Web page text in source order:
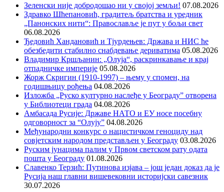
Зеленски није добродошао ни у својој земљи! 07.08.2026
Здравко Шћепановић, градитељ братства и уредник
„Панонских нити“: Православље је пут у бољи свет
06.08.2026
Ђедовић Хандановић и Тјурдењев: Држава и НИС ће
обезбедити стабилно снабдевање дериватима 05.08.2026
Владимир Кршљанин: „Олуја“, раскринкавање и крај
отпадничке империје 05.08.2026
Жорж Скригин (1910-1997) – њему у спомен, на
годишњицу рођења 04.08.2026
Изложба „Руско културно наслеђе у Београду” отворена
у Библиотеци града 04.08.2026
Амбасада Русије: Државе НАТО и ЕУ носе посебну
одговорност за “Олују” 04.08.2026
Међународни конкурс о нацистичком геноциду над
совјетским народом представљен у Београду 03.08.2026
Руским јунацима палим у Првом светском рату одата
пошта у Београду 01.08.2026
Славенко Терзић: Путинова изјава – још један доказ да је
Русија наш главни вишевековни историјски савезник
30.07.2026